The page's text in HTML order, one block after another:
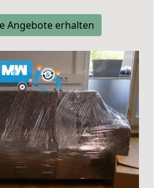
Angebote erhalten